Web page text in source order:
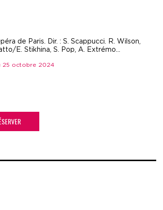
de Paris. Dir. : S. Scappucci. R. Wilson,
E. Stikhina, S. Pop, A. Extrémo...
25 octobre 2024